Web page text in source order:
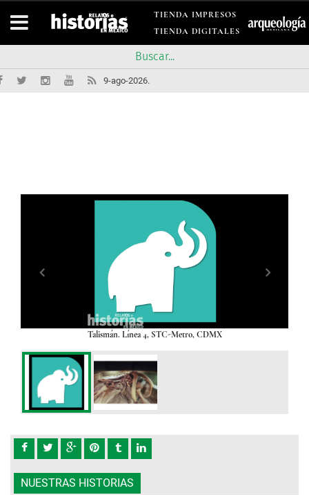
TIENDA IMPRESOS
TIENDA DIGITALES
9-ago-2026.
Talismán. Línea 4, STC-Metro, CDMX
NUESTRAS HISTORIAS